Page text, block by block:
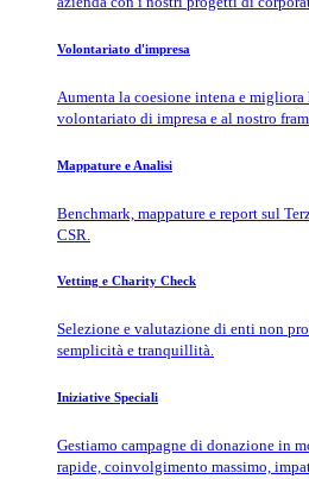
Volontariato d'impresa
Aumenta la coesione intena e
volontariato di impresa e al nostro
Mappature e Analisi
Benchmark, mappature e report sul
CSR.
Vetting e Charity Check
Selezione e valutazione di enti non
semplicità e tranquillità.
Iniziative Speciali
Gestiamo campagne di donazione in
rapide, coinvolgimento massimo,